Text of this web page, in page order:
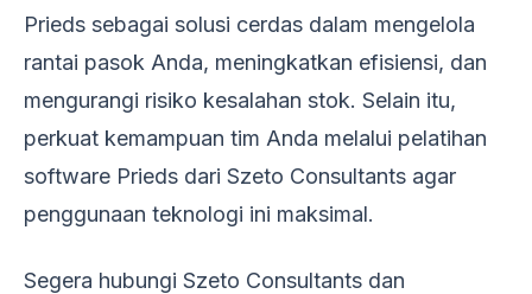
Prieds sebagai solusi cerdas dalam mengelola
rantai pasok Anda, meningkatkan efisiensi, dan
mengurangi risiko kesalahan stok. Selain itu,
perkuat kemampuan tim Anda melalui pelatihan
software Prieds dari Szeto Consultants agar
penggunaan teknologi ini maksimal.
Segera hubungi Szeto Consultants dan